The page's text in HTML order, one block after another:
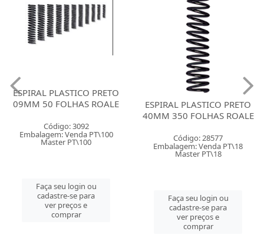
ESPIRAL PLASTICO PRETO
09MM 50 FOLHAS ROALE
Código: 3092
Embalagem: Venda PT\100
Master PT\100
Faça seu login ou
cadastre-se para
ver preços e
comprar
ESPIRAL PLASTICO PRETO
40MM 350 FOLHAS ROALE
Código: 28577
Embalagem: Venda PT\18
Master PT\18
Faça seu login ou
cadastre-se para
ver preços e
comprar